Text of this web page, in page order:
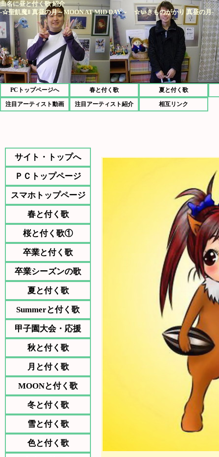
曲名に昼と付く歌 紹介
-☆聖飢魔Ⅱ 真昼の月～MOON AT MID DAY～ ☆いきものがかり 真昼の月-
PCトップページへ 春と付く歌 夏と付く歌
注目アーティスト動画 注目アーティスト紹介 相互リンク
サイト・トップへ
ＰＣトップページ
スマホトップページ
春と付く歌
桜と付く歌①
卒業と付く歌
卒業シーズンの歌
夏と付く歌
Summerと付く歌
甲子園大会・応援
秋と付く歌
月と付く歌
MOONと付く歌
冬と付く歌
雪と付く歌
色と付く歌